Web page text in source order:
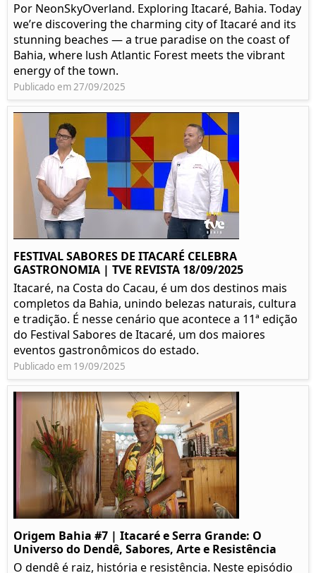
Por NeonSkyOverland. Exploring Itacaré, Bahia. Today
we’re discovering the charming city of Itacaré and its
stunning beaches — a true paradise on the coast of
Bahia, where lush Atlantic Forest meets the vibrant
energy of the town.
Publicado em 27/09/2025
FESTIVAL SABORES DE ITACARÉ CELEBRA
GASTRONOMIA | TVE REVISTA 18/09/2025
Itacaré, na Costa do Cacau, é um dos destinos mais
completos da Bahia, unindo belezas naturais, cultura
e tradição. É nesse cenário que acontece a 11ª edição
do Festival Sabores de Itacaré, um dos maiores
eventos gastronômicos do estado.
Publicado em 19/09/2025
Origem Bahia #7 | Itacaré e Serra Grande: O
Universo do Dendê, Sabores, Arte e Resistência
O dendê é raiz, história e resistência. Neste episódio